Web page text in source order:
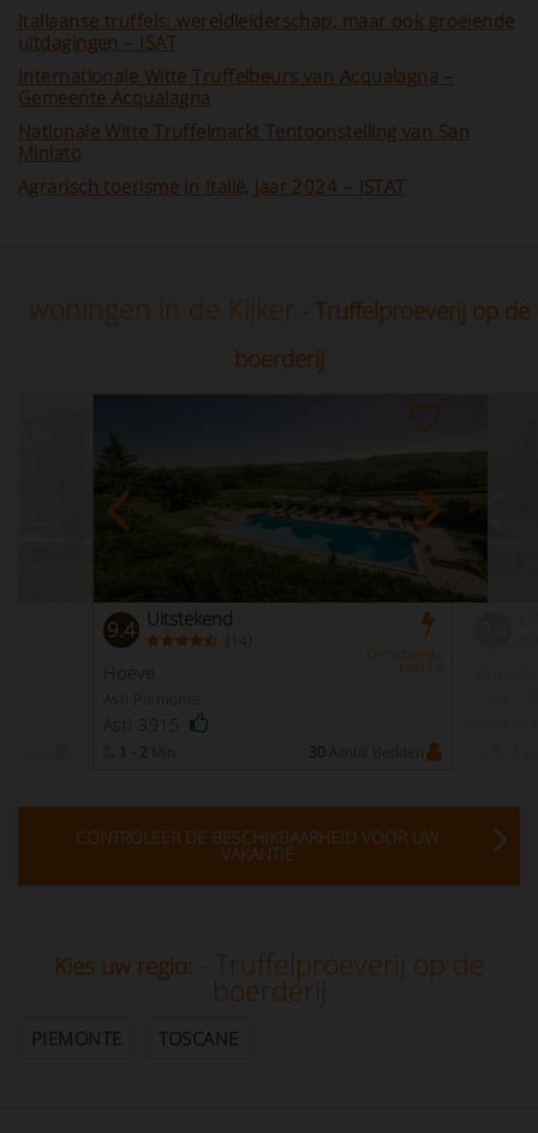
Italiaanse truffels: wereldleiderschap, maar ook groeiende
uitdagingen – ISAT
Internationale Witte Truffelbeurs van Acqualagna –
Gemeente Acqualagna
Nationale Witte Truffelmarkt Tentoonstelling van San
Miniato
Agrarisch toerisme in Italië, jaar 2024 – ISTAT
woningen in de Kijker - Truffelproeverij op de
boerderij
9.4 Uitstekend
( 14 )
Onmiddellijke
boeking
Hoeve
Asti Piemonte
Asti 3915
1 - 2 Min 30 Aantal Bedden
CONTROLEER DE BESCHIKBAARHEID VOOR UW
VAKANTIE
Kies uw regio: - Truffelproeverij op de
boerderij
PIEMONTE TOSCANE